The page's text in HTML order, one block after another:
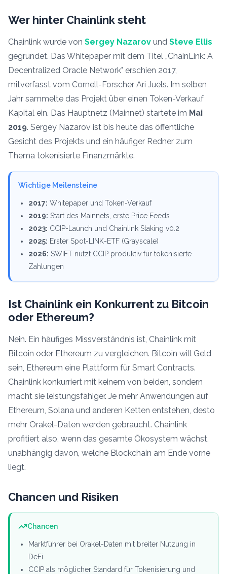
Wer hinter Chainlink steht
Chainlink wurde von Sergey Nazarov und Steve Ellis
gegründet. Das Whitepaper mit dem Titel „ChainLink: A
Decentralized Oracle Network" erschien 2017,
mitverfasst vom Cornell-Forscher Ari Juels. Im selben
Jahr sammelte das Projekt über einen Token-Verkauf
Kapital ein. Das Hauptnetz (Mainnet) startete im Mai
2019. Sergey Nazarov ist bis heute das öffentliche
Gesicht des Projekts und ein häufiger Redner zum
Thema tokenisierte Finanzmärkte.
Wichtige Meilensteine
2017: Whitepaper und Token-Verkauf
2019: Start des Mainnets, erste Price Feeds
2023: CCIP-Launch und Chainlink Staking v0.2
2025: Erster Spot-LINK-ETF (Grayscale)
2026: SWIFT nutzt CCIP produktiv für tokenisierte
Zahlungen
Ist Chainlink ein Konkurrent zu Bitcoin
oder Ethereum?
Nein. Ein häufiges Missverständnis ist, Chainlink mit
Bitcoin oder Ethereum zu vergleichen. Bitcoin will Geld
sein, Ethereum eine Plattform für Smart Contracts.
Chainlink konkurriert mit keinem von beiden, sondern
macht sie leistungsfähiger. Je mehr Anwendungen auf
Ethereum, Solana und anderen Ketten entstehen, desto
mehr Orakel-Daten werden gebraucht. Chainlink
profitiert also, wenn das gesamte Ökosystem wächst,
unabhängig davon, welche Blockchain am Ende vorne
liegt.
Chancen und Risiken
Chancen
Marktführer bei Orakel-Daten mit breiter Nutzung in
DeFi
CCIP als möglicher Standard für Tokenisierung und